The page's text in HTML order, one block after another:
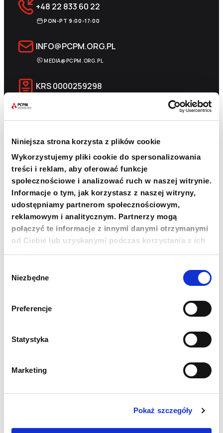
Niniejsza strona korzysta z plików cookie
Wykorzystujemy pliki cookie do spersonalizowania
treści i reklam, aby oferować funkcje
społecznościowe i analizować ruch w naszej witrynie.
Informacje o tym, jak korzystasz z naszej witryny,
udostępniamy partnerom społecznościowym,
reklamowym i analitycznym. Partnerzy mogą
połączyć te informacje z innymi danymi otrzymanymi
od Ciebie lub uzyskanymi podczas korzystania z ich
zgody
Niezbędne
Preferencje
Statystyka
Marketing
Pokaż szczegóły
+48 22 833 60 22
PON-PT 9:00-17:00
INFO@PCPM.ORG.PL
MEDIA@PCPM.ORG.PL
KRS0000259298
SKOPIUJ NUMER KONTA WIĘCEJ
Newsletter
Chcesz być na bieżąco? Zapisz się do naszego
newslettera. Informacje o nowościach, naszych planach,
działaniach i zakończonych projektach.
osobowych przez Fundację Polskie Centrum Pomocy
Międzynarodowej z siedzibą w Warszawie w celu
oraz informacji o działaniach Fundacji i możliwościach ich